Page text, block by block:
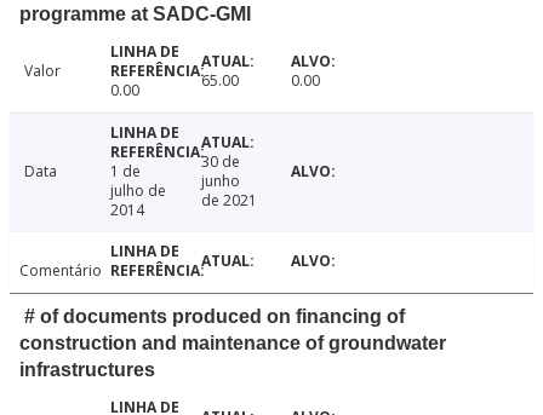
programme at SADC-GMI
Valor
0.00
65.00 0.00
Data
1 de
julho de
2014
30 de
junho
de 2021
Comentário
# of documents produced on financing of
construction and maintenance of groundwater
infrastructures